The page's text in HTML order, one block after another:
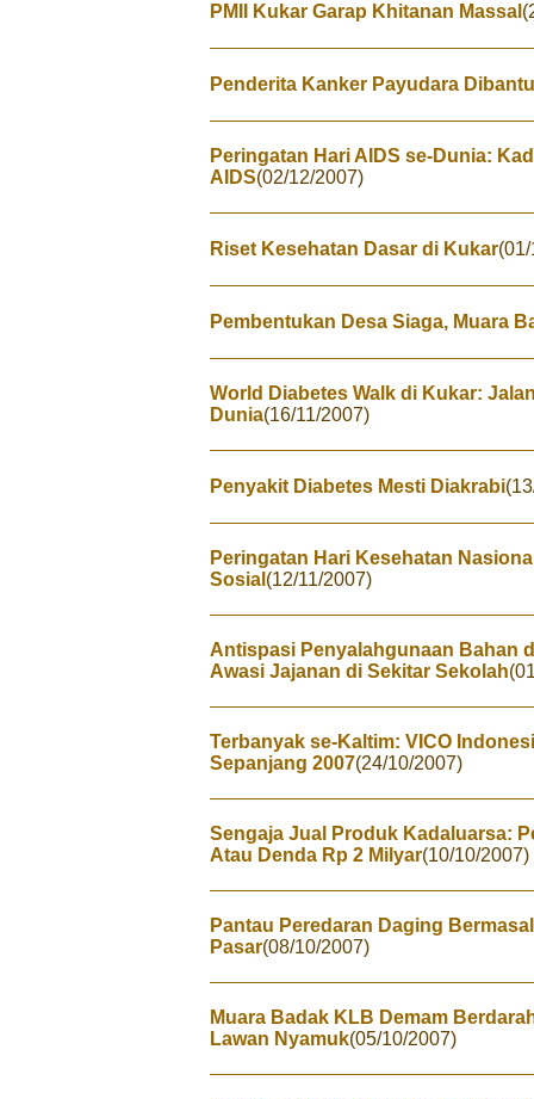
PMII Kukar Garap Khitanan Massal
Penderita Kanker Payudara
Peringatan Hari AIDS se-Dunia:
AIDS(02/12/2007)
Riset Kesehatan Dasar di Kukar
Pembentukan Desa Siaga, Muara
World Diabetes Walk di Kukar:
Dunia(16/11/2007)
Penyakit Diabetes Mesti Diakrabi
Peringatan Hari Kesehatan
Sosial (12/11/2007)
Antispasi Penyalahgunaan Bahan
Awasi Jajanan di Sekitar Sekolah
Terbanyak se-Kaltim: VICO
Sepanjang 2007(24/10/2007)
Sengaja Jual Produk Kadaluarsa:
Atau Denda Rp 2 Milyar(10/10/2007)
Pantau Peredaran Daging
Pasar(08/10/2007)
Muara Badak KLB Demam
Lawan Nyamuk(05/10/2007)